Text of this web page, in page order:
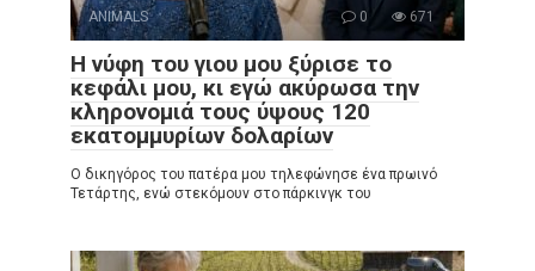
ANIMALS 0 671
Η νύφη του γιου μου ξύρισε το
κεφάλι μου, κι εγώ ακύρωσα την
κληρονομιά τους ύψους 120
εκατομμυρίων δολαρίων
Ο δικηγόρος του πατέρα μου τηλεφώνησε ένα πρωινό
Τετάρτης, ενώ στεκόμουν στο πάρκινγκ του